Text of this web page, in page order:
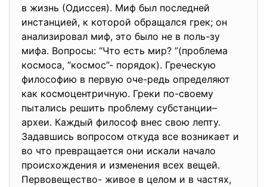
в жизнь (Одиссея). Миф был последней
инстанцией, к которой обращался грек; он
анализировал миф, это было не в поль-зу
мифа. Вопросы: “Что есть мир? ”(проблема
космоса, “космос”- порядок). Греческую
философию в первую оче-редь определяют
как космоцентричную. Греки по-своему
пытались решить проблему субстанции–
археи. Каждый философ внес свою лепту.
Задавшись вопросом откуда все возникает и
во что превращается они искали начало
происхождения и изменения всех вещей.
Первовещество- живое в целом и в частях,